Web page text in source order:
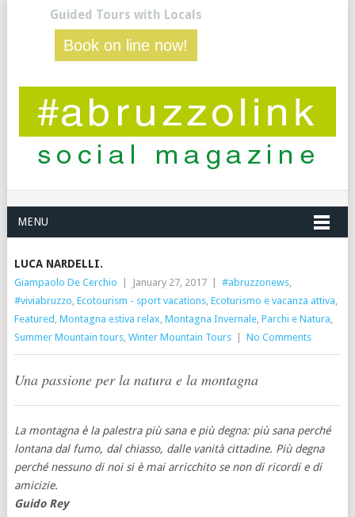
Guided Tours with Locals
Book on line now!
MENU
LUCA NARDELLI.
Giampaolo De Cerchio January 27, 2017 #abruzzonews,
#viviabruzzo, Ecotourism - sport vacations, Ecoturismo e vacanza attiva,
Featured , Montagna estiva relax, Montagna Invernale, Parchi e Natura,
Summer Mountain tours, Winter Mountain Tours No Comments
Una passione per la natura e la montagna
La montagna è la palestra più sana e più degna: più sana perché
lontana dal fumo, dal chiasso, dalle vanità cittadine. Più degna
perché nessuno di noi si è mai arricchito se non di ricordi e di
amicizie.
Guido Rey